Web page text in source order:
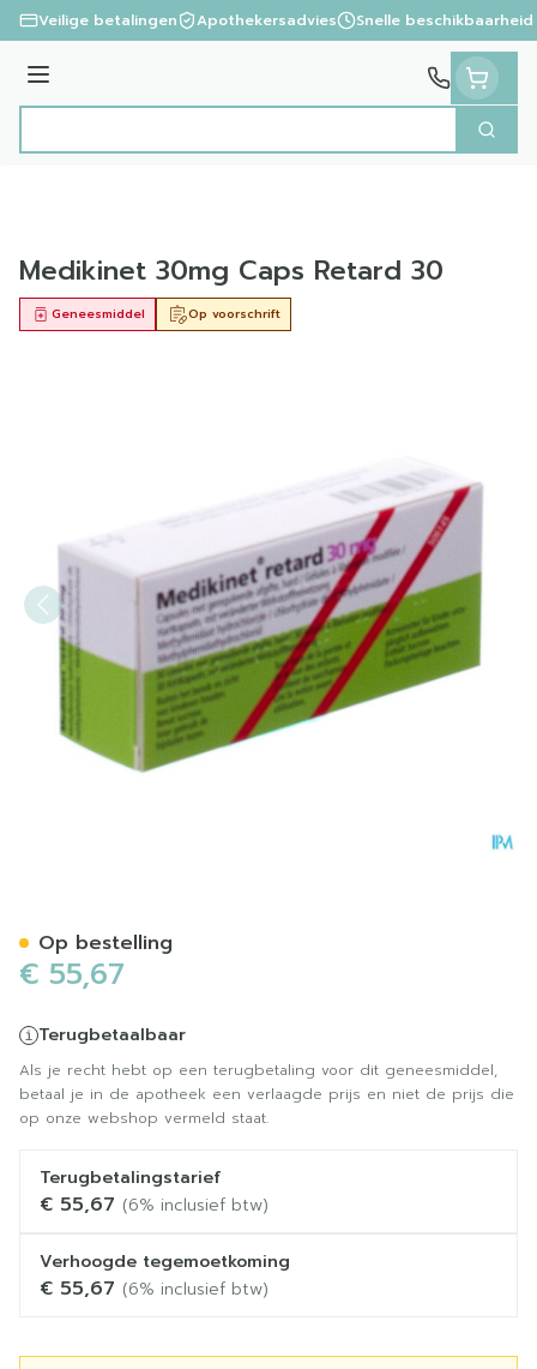
Ga naar de inhoud
Veilige betalingen Apothekersadvies Snelle beschikbaarheid
Menu
Zoek
Medikinet 30mg Caps Retard 30
Op voorschrift
Geneesmiddel
€ 55,67
Terugbetaalbaar
Als je recht hebt op een terugbetaling voor dit geneesmiddel,
betaal je in de apotheek een verlaagde prijs en niet de prijs die
op onze webshop vermeld staat.
Terugbetalingstarief
€ 55,67 (6% inclusief btw)
Verhoogde tegemoetkoming
€ 55,67 (6% inclusief btw)
Op bestelling